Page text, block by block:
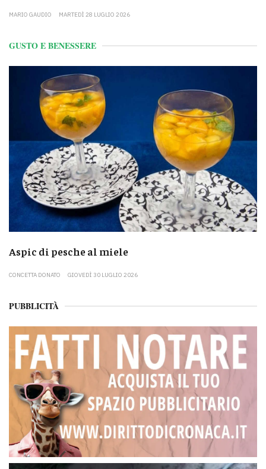
MARIO GAUDIO MARTEDÌ 28 LUGLIO 2026
GUSTO E BENESSERE
Aspic di pesche al miele
CONCETTA DONATO GIOVEDÌ 30 LUGLIO 2026
PUBBLICITÀ